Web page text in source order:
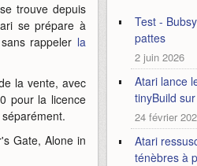
trouve depuis
se prépare à
rappeler la
la vente, avec
pour la licence
Gate, Alone in
Test -
pattes
2 juin 2026
Atari lance
tinyBuild
24 février
Atari
ténèbres à